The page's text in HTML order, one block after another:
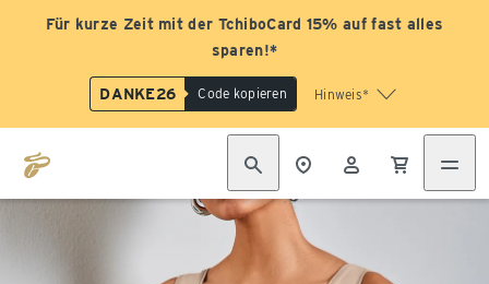
Für kurze Zeit mit der TchiboCard 15% auf fast alles
sparen!*
DANKE26 Code kopieren Hinweis*